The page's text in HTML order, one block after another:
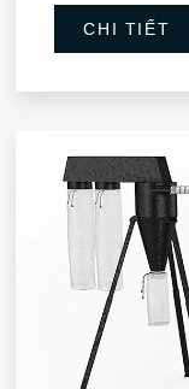
CHI TIẾT